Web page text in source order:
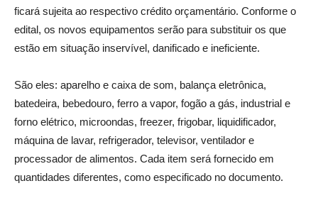
ficará sujeita ao respectivo crédito orçamentário. Conforme o
edital, os novos equipamentos serão para substituir os que
estão em situação inservível, danificado e ineficiente.
São eles: aparelho e caixa de som, balança eletrônica,
batedeira, bebedouro, ferro a vapor, fogão a gás, industrial e
forno elétrico, microondas, freezer, frigobar, liquidificador,
máquina de lavar, refrigerador, televisor, ventilador e
processador de alimentos. Cada item será fornecido em
quantidades diferentes, como especificado no documento.